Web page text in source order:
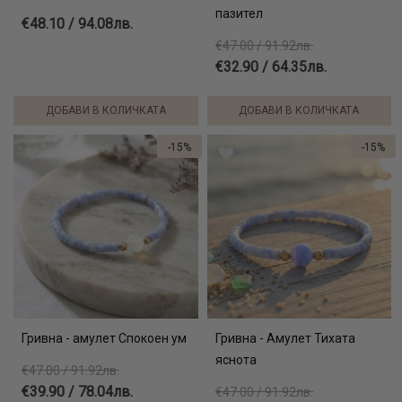
€48.10 / 94.08лв.
ДОБАВИ В КОЛИЧКАТА
пазител
€47.00 / 91.92лв.
€32.90 / 64.35лв.
ДОБАВИ В КОЛИЧКАТА
Гривна - амулет Спокоен ум
€47.00 / 91.92лв.
€39.90 / 78.04лв.
-15%
Гривна - Амулет Тихата
яснота
€47.00 / 91.92лв.
-15%